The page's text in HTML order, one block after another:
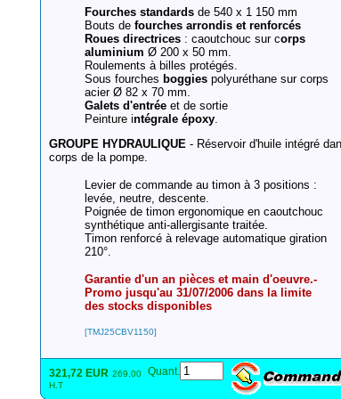
Fourches standards de 540 x 1 150 mm
Bouts de fourches arrondis et renforcés
Roues directrices : caoutchouc sur corps
aluminium Ø 200 x 50 mm.
Roulements à billes protégés.
Sous fourches boggies polyuréthane sur corps
acier Ø 82 x 70 mm.
Galets d'entrée et de sortie
Peinture intégrale époxy.
GROUPE HYDRAULIQUE - Réservoir d'huile intégré
corps de la pompe.
Levier de commande au timon à 3 positions :
levée, neutre, descente.
Poignée de timon ergonomique en caoutchouc
synthétique anti-allergisante traitée.
Timon renforcé à relevage automatique giration
210°.
Garantie d'un an pièces et main d'oeuvre.-
Promo jusqu'au 31/07/2006 dans la limite
des stocks disponibles
[TMJ25CBV1150]
321,72 EUR 269,00
H.T
Quant.